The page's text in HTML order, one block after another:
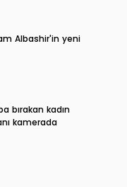
Albashir'in yeni
bırakan kadın
kamerada